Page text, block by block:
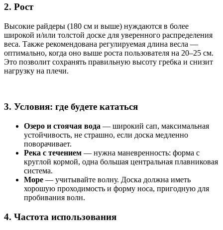
2. Рост
Высокие райдеры (180 см и выше) нуждаются в более
широкой и/или толстой доске для уверенного распределения
веса. Также рекомендована регулируемая длина весла —
оптимально, когда оно выше роста пользователя на 20–25 см.
Это позволит сохранять правильную высоту гребка и снизит
нагрузку на плечи.
3. Условия: где будете кататься
Озеро и стоячая вода — широкий сап, максимальная
устойчивость, не страшно, если доска медленно
поворачивает.
Река с течением — нужна маневренность: форма с
круглой кормой, одна большая центральная плавниковая
система.
Море — учитывайте волну. Доска должна иметь
хорошую проходимость и форму носа, пригодную для
пробивания волн.
4. Частота использования